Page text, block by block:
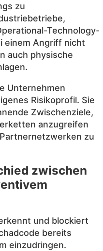
zu
Technology-
einem Angriff nicht
auch physische
Unternehmen
Risikoprofil. Sie
Zwischenziele,
anzugreifen
zu
zwischen
und blockiert
bereits
einzudringen.